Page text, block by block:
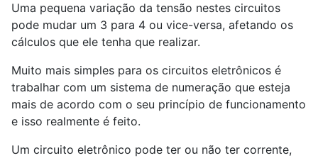
Uma pequena variação da tensão nestes circuitos
pode mudar um 3 para 4 ou vice-versa, afetando os
cálculos que ele tenha que realizar.
Muito mais simples para os circuitos eletrônicos é
trabalhar com um sistema de numeração que esteja
mais de acordo com o seu princípio de funcionamento
e isso realmente é feito.
Um circuito eletrônico pode ter ou não ter corrente,